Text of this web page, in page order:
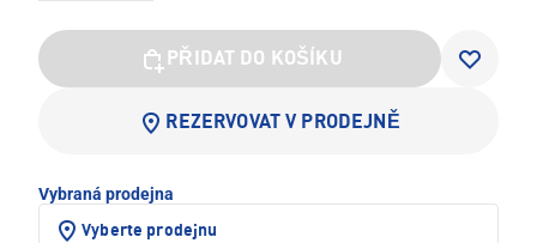
PŘIDAT DO KOŠÍKU
REZERVOVAT V PRODEJNĚ
Vybraná prodejna
Vyberte prodejnu